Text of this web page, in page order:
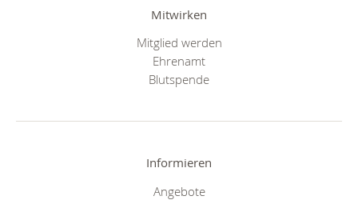
Mitwirken
Mitglied werden
Ehrenamt
Blutspende
Informieren
Angebote